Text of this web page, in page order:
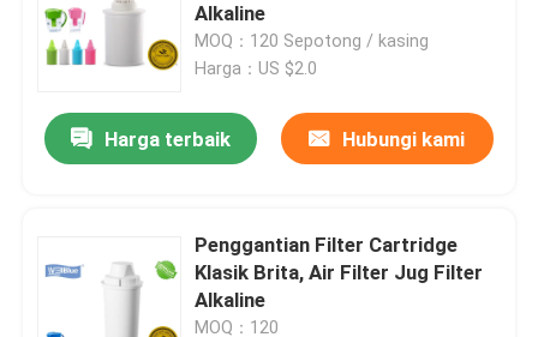
Hubungi kami
Kendi air alkali
Maxtra Water Pitcher
Alkaline
MOQ：120 Sepotong / kasing
Harga：US $2.0
Harga terbaik Hubungi kami
Penggantian Filter Cartridge
Klasik Brita, Air Filter Jug Filter
Alkaline
MOQ：120